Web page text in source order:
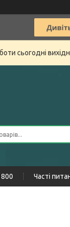
сьогодні
Часті